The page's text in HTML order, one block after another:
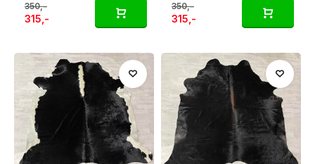
350,-
315,-
350,-
315,-